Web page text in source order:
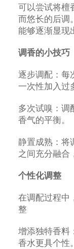
可以尝试将檀
而悠长的后调
能够逐渐显现
调香的小技巧
逐步调配：每
一次性加入过
多次试嗅：调
香气的平衡。
静置成熟：将
之间充分融合
个性化调整
在调配过程中
整
增添独特香料
香水更具个性。